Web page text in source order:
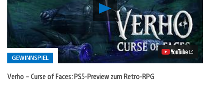
Verho
–
Curse
of
Faces:
PS5-
Preview
zum
Retro-
GEWINNSPIEL
Verho – Curse of Faces: PS5-Preview zum Retro-RPG